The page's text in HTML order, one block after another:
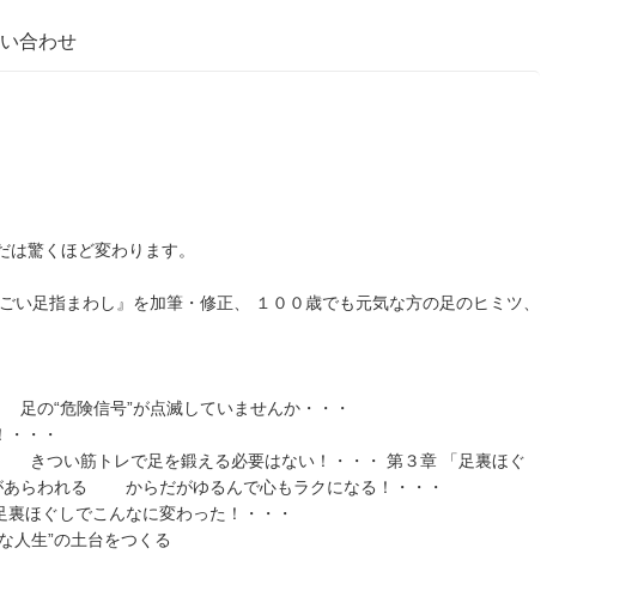
合わせ
驚くほど変わります。
足指まわし』を加筆・修正、 １００歳でも元気な方の足のヒミツ、
“危険信号”が点滅していませんか・・・
・・
い筋トレで足を鍛える必要はない！・・・ 第３章 「足裏ほぐ
らわれる からだがゆるんで心もラクになる！・・・
ぐしでこんなに変わった！・・・
生”の土台をつくる